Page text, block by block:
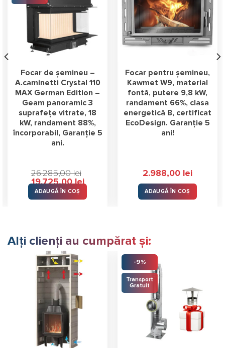
Focar de șemineu –
A.caminetti Crystal 110
MAX German Edition –
Geam panoramic 3
suprafețe vitrate, 18
kW, randament 88%,
încorporabil, Garanție 5
ani.
26.285,00lei
Prețul
fost:
19.725,00leiPrețul
curent
19.725,00 lei.
ADAUGĂ ÎN COȘ
Focar pentru șemineu,
Kawmet W9, material
fontă, putere 9,8 kW,
randament 66%, clasa
energetică B, certificat
EcoDesign. Garanție 5
ani!
2.988,00 lei
ADAUGĂ ÎN COȘ
Alți clienți au cumpărat și:
-9%
Transport
Gratuit